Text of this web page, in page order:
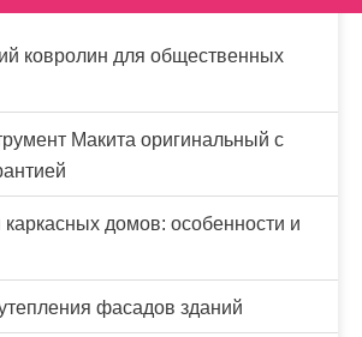
ковролин для общественных
Макита оригинальный с
каркасных домов: особенности и
фасадов зданий